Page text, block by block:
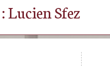
Lucien Sfez